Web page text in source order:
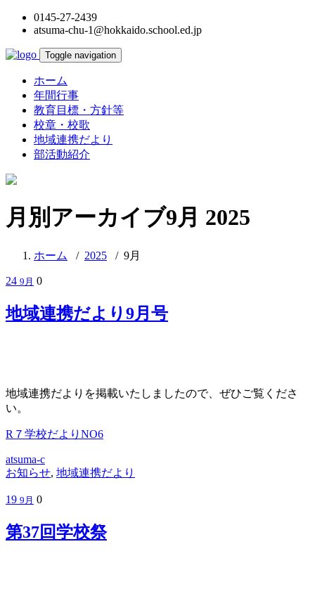
0145-27-2439
atsuma-chu-1@hokkaido.school.ed.jp
Toggle navigation
ホーム
年間行事
教育目標・方針等
校章・校歌
地域連携だより
部活動紹介
月別アーカイブ9月 2025
ホーム / 2025 / 9月
24 9月 0
地域連携だより9月号
地域連携だよりを掲載いたしましたので、ぜひご覧くださ
い。
R７学校だよりNO6
atsuma-c
お知らせ, 地域連携だより
19 9月 0
第37回学校祭